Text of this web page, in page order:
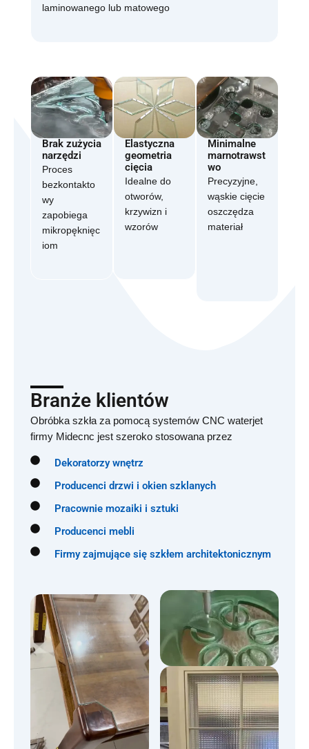
laminowanego lub matowego
Brak zużycia
narzędzi
Proces
bezkontakto
wy
zapobiega
mikropęknięc
iom
Elastyczna
geometria
cięcia
Idealne do
otworów,
krzywizn i
wzorów
Minimalne
marnotrawst
wo
Precyzyjne,
wąskie cięcie
oszczędza
materiał
Branże klientów
Obróbka szkła za pomocą systemów CNC waterjet
firmy Midecnc jest szeroko stosowana przez
Dekoratorzy wnętrz
Producenci drzwi i okien szklanych
Pracownie mozaiki i sztuki
Producenci mebli
Firmy zajmujące się szkłem architektonicznym